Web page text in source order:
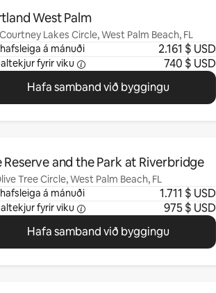
West Palm
Lakes Circle, West Palm Beach, FL
á mánuði
2.161 $ USD
fyrir viku
740 $ USD
Hafa samband við byggingu
Reserve and the Park at Riverbridge
Tree Circle, West Palm Beach, FL
á mánuði
1.711 $ USD
fyrir viku
975 $ USD
Hafa samband við byggingu